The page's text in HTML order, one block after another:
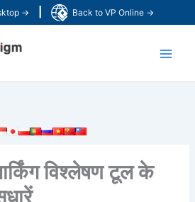
→ Back to VP Online →
विश्लेषण टूल के